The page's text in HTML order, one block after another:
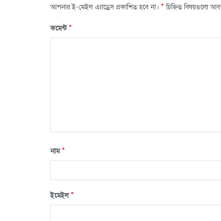
আপনার ই-মেইল এ্যাড্রেস প্রকাশিত হবে না। * চিহ্নিত বিষয়গুলো
কমেন্ট*
নাম*
ইমেইল*